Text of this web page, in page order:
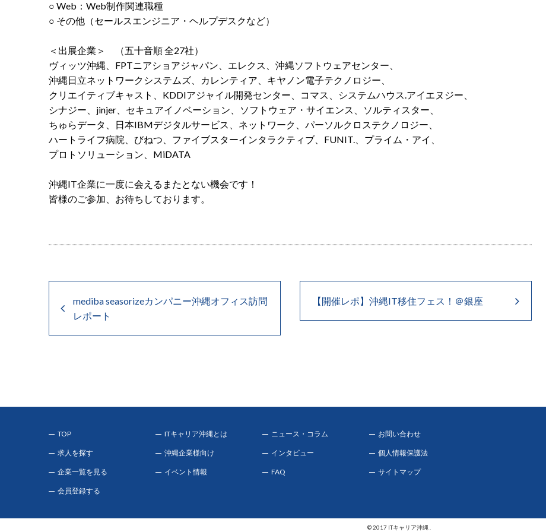
○ Web：Web制作関連職種
○ その他（セールスエンジニア・ヘルプデスクなど）
＜出展企業＞ （五十音順 全27社）
ヴィッツ沖縄、FPTニアショアジャパン、エレクス、沖縄ソフトウェアセンター、
沖縄日立ネットワークシステムズ、カレンティア、キヤノン電子テクノロジー、
クリエイティブキャスト、KDDIアジャイル開発センター、コマス、システムハウス.アイエヌジー、
シナジー、jinjer、セキュアイノベーション、ソフトウェア・サイエンス、ソルティスター、
ちゅらデータ、日本IBMデジタルサービス、ネットワーク、パーソルクロステクノロジー、
ハートライフ病院、びねつ、ファイブスターインタラクティブ、FUNIT.、プライム・アイ、
プロトソリューション、MiDATA
沖縄IT企業に一度に会えるまたとない機会です！
皆様のご参加、お待ちしております。
mediba seasorizeカンパニー沖縄オフィス訪問
レポート
【開催レポ】沖縄IT移住フェス！＠銀座
TOP ITキャリア沖縄とは ニュース・コラム お問い合わせ
求人を探す 沖縄企業様向け インタビュー 個人情報保護法
企業一覧を見る イベント情報 FAQ サイトマップ
会員登録する
© 2017 ITキャリア沖縄 .